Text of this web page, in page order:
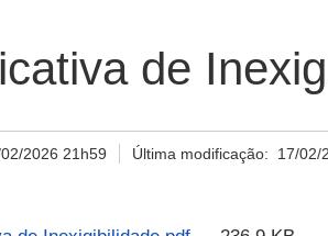
de
2026 21h59 Última modificação: 17/02/